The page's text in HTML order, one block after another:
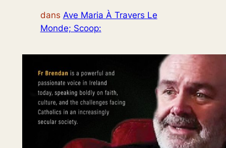
dans Ave Maria À Travers Le
Monde; Scoop: